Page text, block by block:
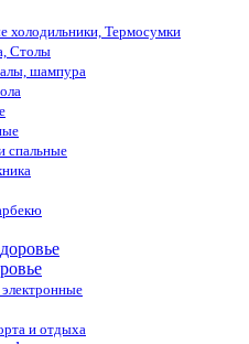
холодильники, Термосумки
Столы
шампура
спальные
и отдыха